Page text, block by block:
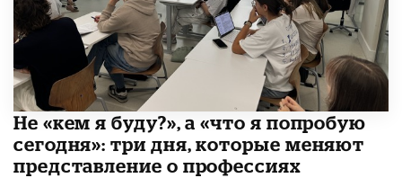
Не «кем я буду?», а «что я попробую
сегодня»: три дня, которые меняют
представление о профессиях